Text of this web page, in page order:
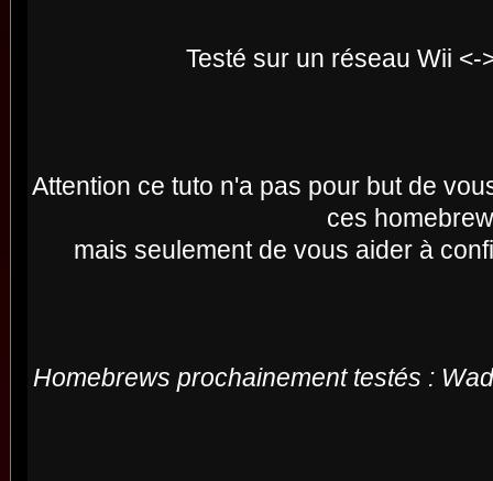
Testé sur un réseau Wii <-
Attention ce tuto n'a pas pour but de
ces
mais seulement de vous aider à
Homebrews prochainement testés :